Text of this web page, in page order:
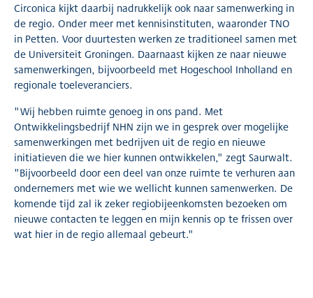
Circonica kijkt daarbij nadrukkelijk ook naar samenwerking in
de regio. Onder meer met kennisinstituten, waaronder TNO
in Petten. Voor duurtesten werken ze traditioneel samen met
de Universiteit Groningen. Daarnaast kijken ze naar nieuwe
samenwerkingen, bijvoorbeeld met Hogeschool Inholland en
regionale toeleveranciers.
"Wij hebben ruimte genoeg in ons pand. Met
Ontwikkelingsbedrijf NHN zijn we in gesprek over mogelijke
samenwerkingen met bedrijven uit de regio en nieuwe
initiatieven die we hier kunnen ontwikkelen," zegt Saurwalt.
"Bijvoorbeeld door een deel van onze ruimte te verhuren aan
ondernemers met wie we wellicht kunnen samenwerken. De
komende tijd zal ik zeker regiobijeenkomsten bezoeken om
nieuwe contacten te leggen en mijn kennis op te frissen over
wat hier in de regio allemaal gebeurt."